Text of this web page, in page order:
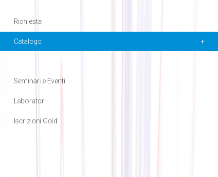
Richiesta
Catalogo
Seminari e Eventi
Laboratori
Iscrizioni Gold